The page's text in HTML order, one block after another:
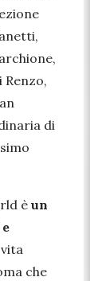
Renzo,
di
è un
e
che